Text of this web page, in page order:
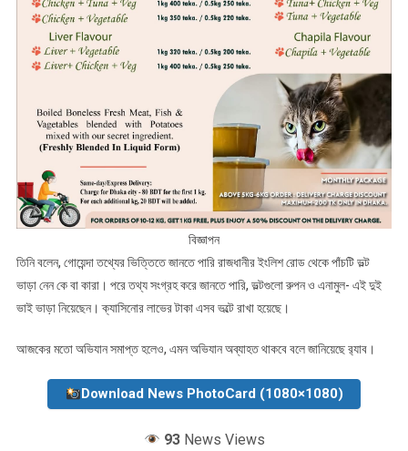
বিজ্ঞাপন
তিনি বলেন, গোয়েন্দা তথ্যের ভিত্তিতে জানতে পারি রাজধানীর ইংলিশ রোড থেকে পাঁচটি ভল্ট
ভাড়া নেন কে বা কারা। পরে তথ্য সংগ্রহ করে জানতে পারি, ভল্টগুলো রুপন ও এনামুল- এই দুই
ভাই ভাড়া নিয়েছেন। ক্যাসিনোর লাভের টাকা এসব ভল্টে রাখা হয়েছে।
আজকের মতো অভিযান সমাপ্ত হলেও, এমন অভিযান অব্যাহত থাকবে বলে জানিয়েছে র‌্যাব।
Download News PhotoCard (1080×1080)
93News Views